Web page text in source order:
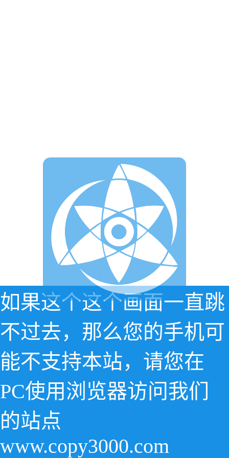
如果这个这个画面一直跳
不过去，那么您的手机可
能不支持本站，请您在
PC使用浏览器访问我们
的站点
www.copy3000.com